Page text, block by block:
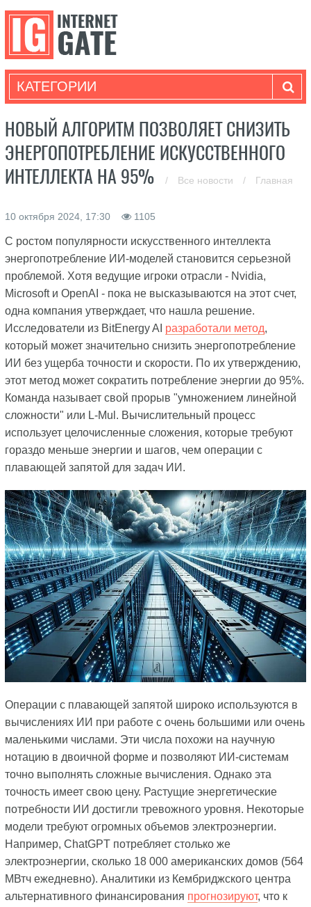
КАТЕГОРИИ
НОВЫЙ АЛГОРИТМ ПОЗВОЛЯЕТ СНИЗИТЬ
ЭНЕРГОПОТРЕБЛЕНИЕ ИСКУССТВЕННОГО
ИНТЕЛЛЕКТА НА 95%
/ Все новости / Главная
10 октября 2024, 17:30 1105
С ростом популярности искусственного интеллекта
энергопотребление ИИ-моделей становится серьезной
проблемой. Хотя ведущие игроки отрасли - Nvidia,
Microsoft и OpenAI - пока не высказываются на этот счет,
одна компания утверждает, что нашла решение.
Исследователи из BitEnergy AI разработали метод,
который может значительно снизить энергопотребление
ИИ без ущерба точности и скорости. По их утверждению,
этот метод может сократить потребление энергии до 95%.
Команда называет свой прорыв "умножением линейной
сложности" или L-Mul. Вычислительный процесс
использует целочисленные сложения, которые требуют
гораздо меньше энергии и шагов, чем операции с
плавающей запятой для задач ИИ.
Операции с плавающей запятой широко используются в
вычислениях ИИ при работе с очень большими или очень
маленькими числами. Эти числа похожи на научную
нотацию в двоичной форме и позволяют ИИ-системам
точно выполнять сложные вычисления. Однако эта
точность имеет свою цену. Растущие энергетические
потребности ИИ достигли тревожного уровня. Некоторые
модели требуют огромных объемов электроэнергии.
Например, ChatGPT потребляет столько же
электроэнергии, сколько 18 000 американских домов (564
МВтч ежедневно). Аналитики из Кембриджского центра
альтернативного финансирования прогнозируют, что к